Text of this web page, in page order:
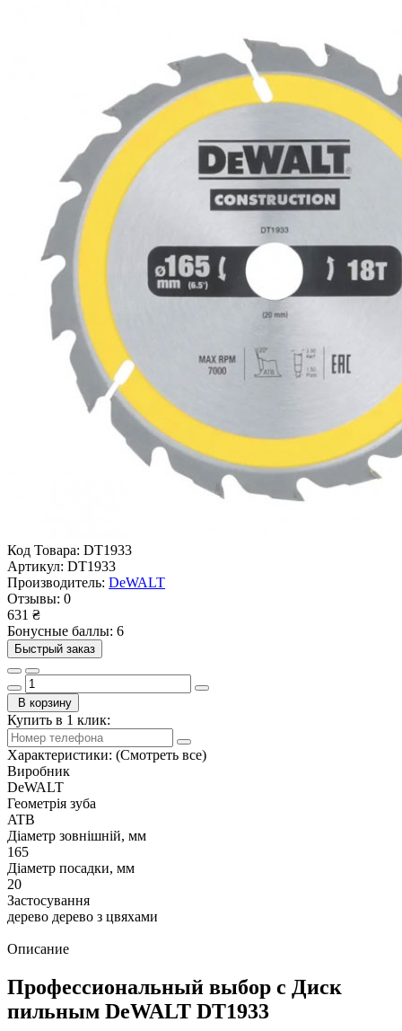
Код Товара: DT1933
Артикул: DT1933
Производитель: DeWALT
Отзывы: 0
631 ₴
Бонусные баллы: 6
Быстрый заказ
В корзину
Купить в 1 клик:
Характеристики: (Смотреть все)
Виробник
DeWALT
Геометрія зуба
ATB
Діаметр зовнішній, мм
165
Діаметр посадки, мм
20
Застосування
дерево дерево з цвяхами
Описание
Профессиональный выбор с Диск
пильным DeWALT DT1933